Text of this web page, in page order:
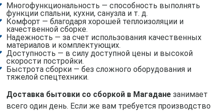
Многофункциональность — способность выполнять
функции спальни, кухни, санузла и т. д.
Комфорт — благодаря хорошей теплоизоляции и
качественной сборке.
Надежность — за счет использования качественных
материалов и комплектующих.
Доступность — в силу доступной цены и высокой
скорости постройки.
Быстрота сборки — без сложного оборудования и
тяжелой спецтехники.
Доставка бытовки со сборкой в Магаданезанимает
всего один день. Если же вам требуется производство